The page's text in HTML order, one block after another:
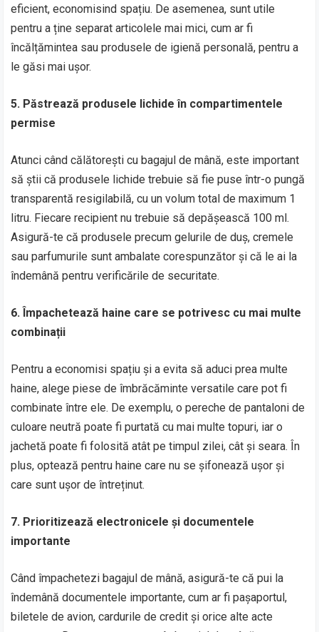
eficient, economisind spațiu. De asemenea, sunt utile
pentru a ține separat articolele mai mici, cum ar fi
încălțămintea sau produsele de igienă personală, pentru a
le găsi mai ușor.
5. Păstrează produsele lichide în compartimentele
permise
Atunci când călătorești cu bagajul de mână, este important
să știi că produsele lichide trebuie să fie puse într-o pungă
transparentă resigilabilă, cu un volum total de maximum 1
litru. Fiecare recipient nu trebuie să depășească 100 ml.
Asigură-te că produsele precum gelurile de duș, cremele
sau parfumurile sunt ambalate corespunzător și că le ai la
îndemână pentru verificările de securitate.
6. Împachetează haine care se potrivesc cu mai multe
combinații
Pentru a economisi spațiu și a evita să aduci prea multe
haine, alege piese de îmbrăcăminte versatile care pot fi
combinate între ele. De exemplu, o pereche de pantaloni de
culoare neutră poate fi purtată cu mai multe topuri, iar o
jachetă poate fi folosită atât pe timpul zilei, cât și seara. În
plus, optează pentru haine care nu se șifonează ușor și
care sunt ușor de întreținut.
7. Prioritizează electronicele și documentele
importante
Când împachetezi bagajul de mână, asigură-te că pui la
îndemână documentele importante, cum ar fi pașaportul,
biletele de avion, cardurile de credit și orice alte acte